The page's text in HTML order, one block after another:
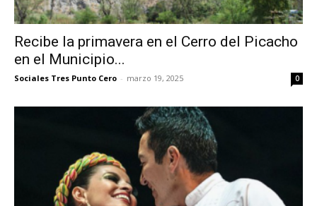
Recibe la primavera en el Cerro del Picacho
en el Municipio...
Sociales Tres Punto Cero - marzo 19, 2025 0